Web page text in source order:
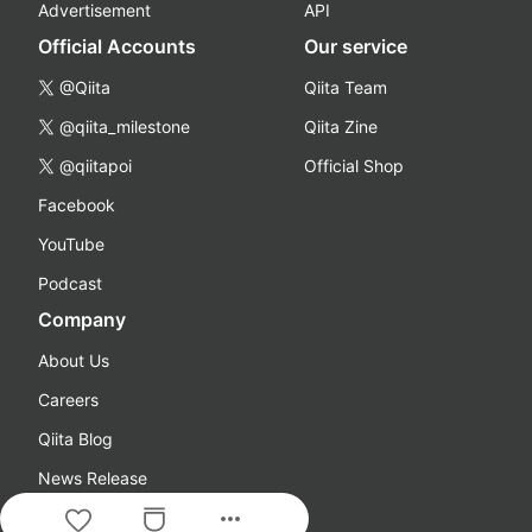
more_horiz
Advertisement
API
Official Accounts
@Qiita
@qiita_milestone
@qiitapoi
Facebook
YouTube
Podcast
Our service
Qiita Team
Qiita Zine
Official Shop
Company
About Us
Careers
Qiita Blog
News Release